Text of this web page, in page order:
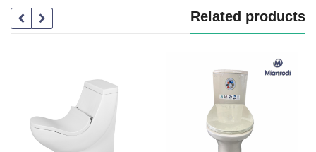
Related products